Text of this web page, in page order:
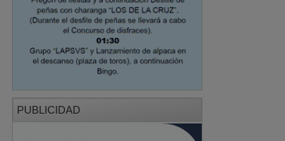
PUBLICIDAD